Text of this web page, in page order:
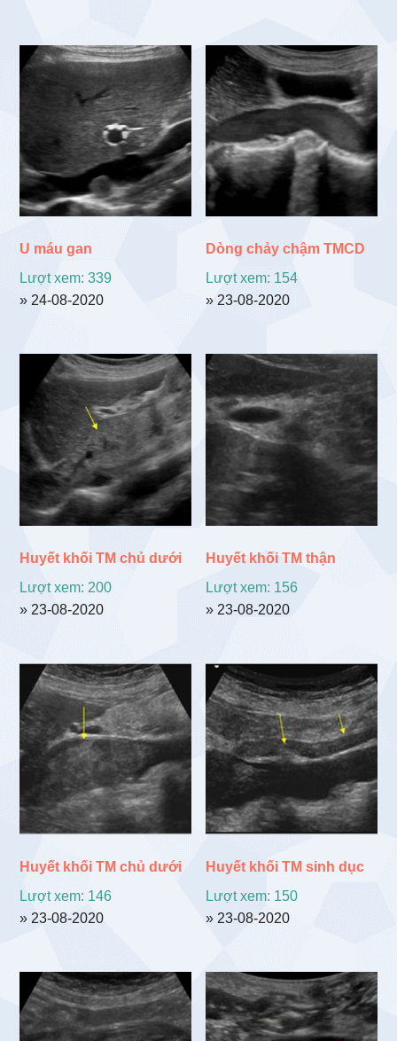
U máu gan
Lượt xem: 339
» 24-08-2020
Dòng chảy chậm TMCD
Lượt xem: 154
» 23-08-2020
Huyết khối TM chủ dưới
Lượt xem: 200
» 23-08-2020
Huyết khối TM thận
Lượt xem: 156
» 23-08-2020
Huyết khối TM chủ dưới
Lượt xem: 146
» 23-08-2020
Huyết khối TM sinh dục
Lượt xem: 150
» 23-08-2020